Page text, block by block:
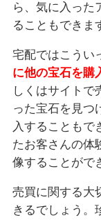
ら、気に入った
ることもできま
宅配ではこうい
に他の宝石を購
しくはサイトで
った宝石を見つ
入することもで
たお客さんの体
像することがで
売買に関する大
きるでしょう。